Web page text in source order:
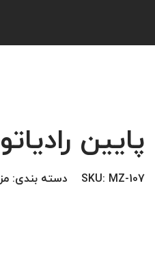
پایین رادیاتور
SKU: MZ-107 دسته بندی: